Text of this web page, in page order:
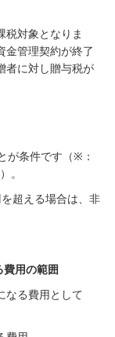
税対象となりま
金管理契約が終了
者に対し贈与税が
が条件です（※ ：
。
超える場合は、非
用の範囲
なる費用として